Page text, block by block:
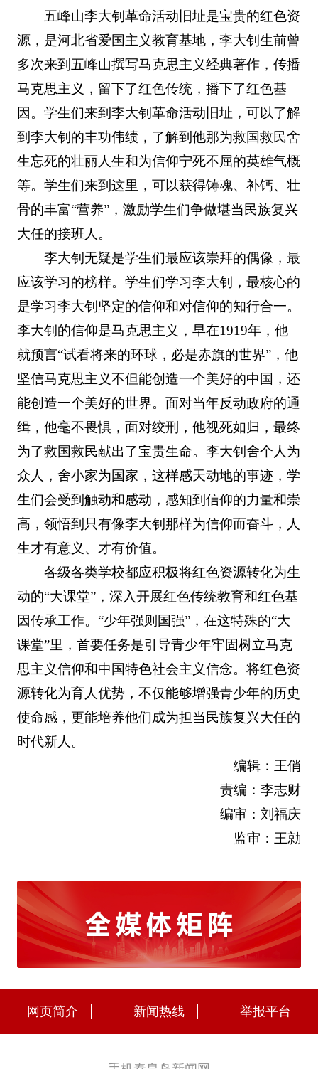
五峰山李大钊革命活动旧址是宝贵的红色资
源，是河北省爱国主义教育基地，李大钊生前曾
多次来到五峰山撰写马克思主义经典著作，传播
马克思主义，留下了红色传统，播下了红色基
因。学生们来到李大钊革命活动旧址，可以了解
到李大钊的丰功伟绩，了解到他那为救国救民舍
生忘死的壮丽人生和为信仰宁死不屈的英雄气概
等。学生们来到这里，可以获得铸魂、补钙、壮
骨的丰富“营养”，激励学生们争做堪当民族复兴
大任的接班人。
李大钊无疑是学生们最应该崇拜的偶像，最
应该学习的榜样。学生们学习李大钊，最核心的
是学习李大钊坚定的信仰和对信仰的知行合一。
李大钊的信仰是马克思主义，早在1919年，他
就预言“试看将来的环球，必是赤旗的世界”，他
坚信马克思主义不但能创造一个美好的中国，还
能创造一个美好的世界。面对当年反动政府的通
缉，他毫不畏惧，面对绞刑，他视死如归，最终
为了救国救民献出了宝贵生命。李大钊舍个人为
众人，舍小家为国家，这样感天动地的事迹，学
生们会受到触动和感动，感知到信仰的力量和崇
高，领悟到只有像李大钊那样为信仰而奋斗，人
生才有意义、才有价值。
各级各类学校都应积极将红色资源转化为生
动的“大课堂”，深入开展红色传统教育和红色基
因传承工作。“少年强则国强”，在这特殊的“大
课堂”里，首要任务是引导青少年牢固树立马克
思主义信仰和中国特色社会主义信念。将红色资
源转化为育人优势，不仅能够增强青少年的历史
使命感，更能培养他们成为担当民族复兴大任的
时代新人。
编辑：王俏
责编：李志财
编审：刘福庆
监审：王勍
网页简介 新闻热线 举报平台